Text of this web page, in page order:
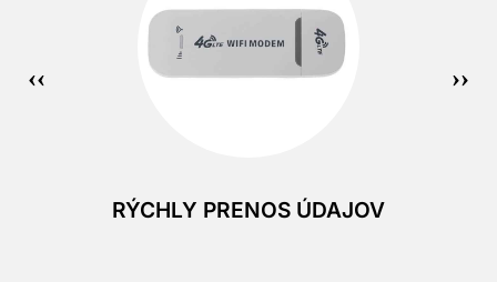
RÝCHLY PRENOS ÚDAJOV